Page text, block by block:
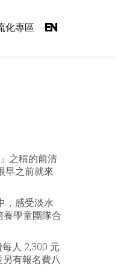
化專區 EN
之稱的前清
早之前就來
，感受淡水
學童團隊合
人 2,300 元
有報名費八